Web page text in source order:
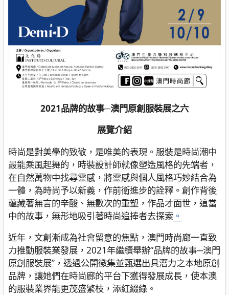
2021品牌的故事─澳門原創服裝展之六
展覽介紹
時尚是對美學的致敬，是唯美的表現。服裝是時尚潮中
最能乘風起舞的，時裝設計師就像塑造風格的先端者，
在自然萬物中找尋靈感，將靈感與個人風格巧妙結合為
一體，為時尚予以新義，作前衛進步的詮釋。創作背後
蘊藏著無言的辛酸、無數次的重塑，作品才面世，這當
中的故事，無形地吸引著時尚追捧者去探索 。
近年，文創漸成為社會留意的焦點，澳門時尚廊一直致
力推動服裝業發展，2021年繼續舉辦“品牌的故事─澳門
原創服裝展”，透過公開徵集並甄選出具潛力之本地原創
品牌，讓她們在時尚廊的平台下獲得發展成長，使本澳
的服裝業界能更茂盛繁枝，添紅綴綠。